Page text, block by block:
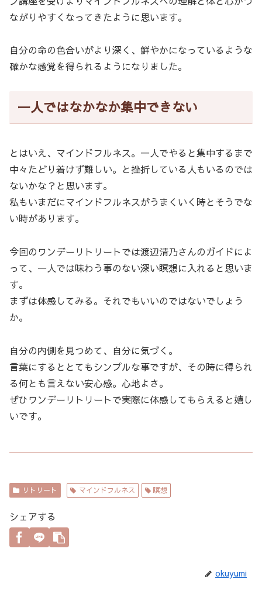
ながりやすくなってきたように思います。
自分の命の色合いがより深く、鮮やかになっているような
確かな感覚を得られるようになりました。
一人ではなかなか集中できない
とはいえ、マインドフルネス。一人でやると集中するまで
中々たどり着けず難しい。と挫折している人もいるのでは
ないかな？と思います。
私もいまだにマインドフルネスがうまくいく時とそうでな
い時があります。
今回のワンデーリトリートでは渡辺清乃さんのガイドによ
って、一人では味わう事のない深い瞑想に入れると思いま
す。
まずは体感してみる。それでもいいのではないでしょう
か。
自分の内側を見つめて、自分に気づく。
言葉にするととてもシンプルな事ですが、その時に得られ
る何とも言えない安心感。心地よさ。
ぜひワンデーリトリートで実際に体感してもらえると嬉し
いです。
リトリート マインドフルネス 瞑想
シェアする
okuyumi